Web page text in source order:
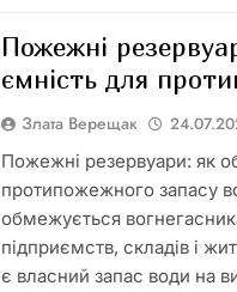
Пожежні
ємність для
Злата Верещак
Пожежні резервуари: як
протипожежного запасу
обмежується
підприємств, складів і
є власний запас води на